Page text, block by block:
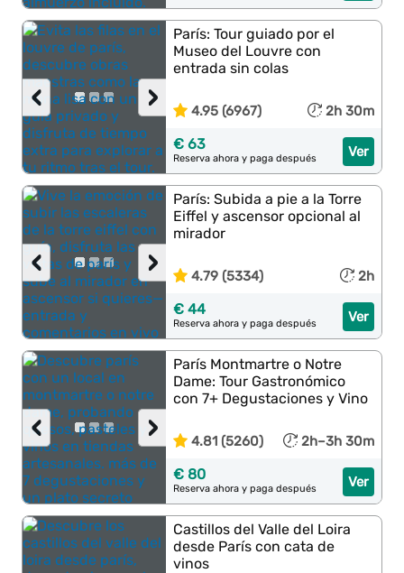
›
‹
París: Tour guiado por el
Museo del Louvre con
entrada sin colas
4.95 (6967) 2h 30m
Ver
€ 63
Reserva ahora y paga después
›
‹
París: Subida a pie a la Torre
Eiffel y ascensor opcional al
mirador
4.79 (5334) 2h
Ver
€ 44
Reserva ahora y paga después
›
‹
París Montmartre o Notre
Dame: Tour Gastronómico
con 7+ Degustaciones y Vino
4.81 (5260) 2h–3h 30m
Ver
€ 80
Reserva ahora y paga después
Castillos del Valle del Loira
desde París con cata de
vinos